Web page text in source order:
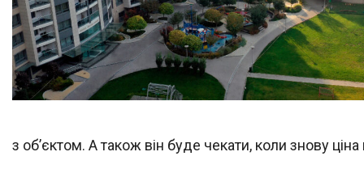
з об’єктом. А також він буде чекати, коли знову ціна